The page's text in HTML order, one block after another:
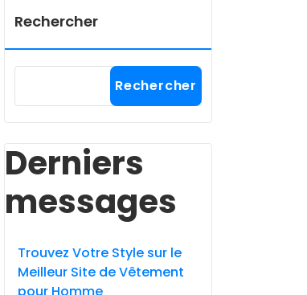
Rechercher
Rechercher
Derniers
messages
Trouvez Votre Style sur le
Meilleur Site de Vêtement
pour Homme